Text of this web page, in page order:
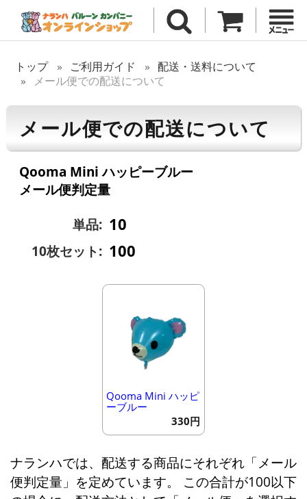
トップ ご利用ガイド
配送・送料について
メール便での配送について
メール便での配送について
Qooma Mini ハッピーブルー
メール便判定量
単品: 10
10枚セット: 100
Qooma Mini ハッピ
ーブルー
330円
ナランハでは、配送する商品にそれぞれ「メール
便判定量」を定めています。 この合計が100以下